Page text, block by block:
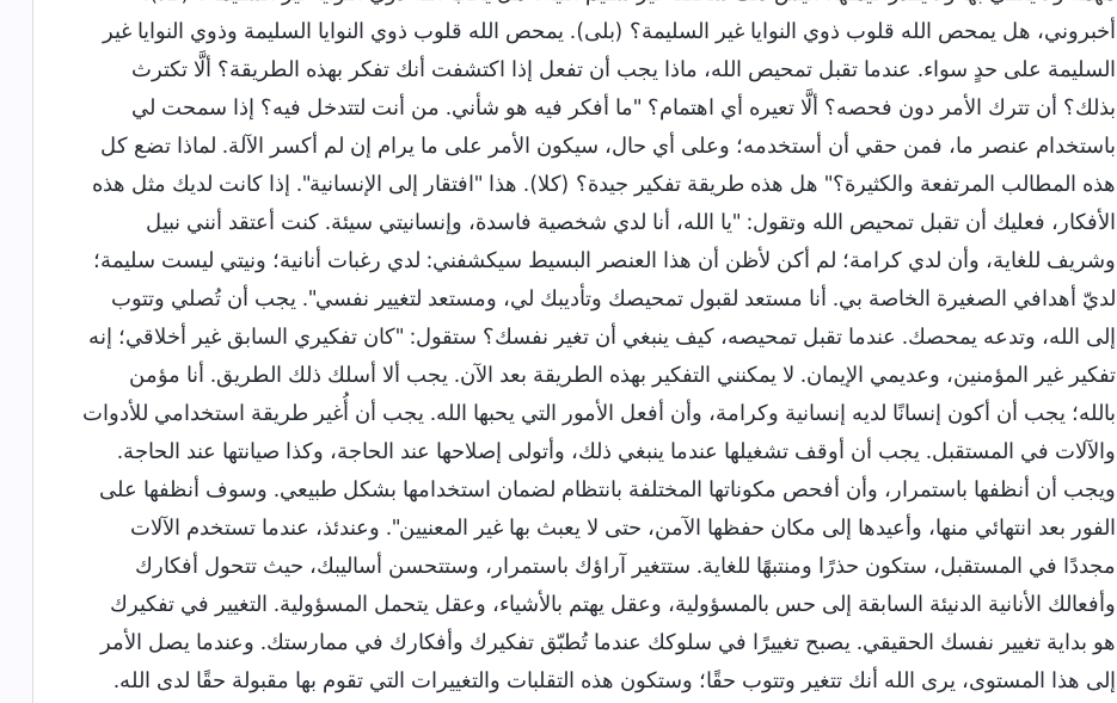
أخبروني، هل يمحص الله قلوب ذوي النوايا غير السليمة؟ (بلى). يمحص الله قلوب ذوي النوايا السليمة وذوي النوايا غير
السليمة على حدٍ سواء. عندما تقبل تمحيص الله، ماذا يجب أن تفعل إذا اكتشفت أنك تفكر بهذه الطريقة؟ ألَّا تكترث
بذلك؟ أن تترك الأمر دون فحصه؟ ألَّا تعيره أي اهتمام؟ "ما أفكر فيه هو شأني. من أنت لتتدخل فيه؟ إذا سمحت لي
باستخدام عنصر ما، فمن حقي أن أستخدمه؛ وعلى أي حال، سيكون الأمر على ما يرام إن لم أكسر الآلة. لماذا تضع كل
هذه المطالب المرتفعة والكثيرة؟" هل هذه طريقة تفكير جيدة؟ (كلا). هذا "افتقار إلى الإنسانية". إذا كانت لديك مثل هذه
الأفكار، فعليك أن تقبل تمحيص الله وتقول: "يا الله، أنا لدي شخصية فاسدة، وإنسانيتي سيئة. كنت أعتقد أنني نبيل
وشريف للغاية، وأن لدي كرامة؛ لم أكن لأظن أن هذا العنصر البسيط سيكشفني: لدي رغبات أنانية؛ ونيتي ليست سليمة؛
لديّ أهدافي الصغيرة الخاصة بي. أنا مستعد لقبول تمحيصك وتأديبك لي، ومستعد لتغيير نفسي". يجب أن تُصلي وتتوب
إلى الله، وتدعه يمحصك. عندما تقبل تمحيصه، كيف ينبغي أن تغير نفسك؟ ستقول: "كان تفكيري السابق غير أخلاقي؛ إنه
تفكير غير المؤمنين، وعديمي الإيمان. لا يمكنني التفكير بهذه الطريقة بعد الآن. يجب ألا أسلك ذلك الطريق. أنا مؤمن
بالله؛ يجب أن أكون إنسانًا لديه إنسانية وكرامة، وأن أفعل الأمور التي يحبها الله. يجب أن أُغير طريقة استخدامي للأدوات
والآلات في المستقبل. يجب أن أوقف تشغيلها عندما ينبغي ذلك، وأتولى إصلاحها عند الحاجة، وكذا صيانتها عند الحاجة.
ويجب أن أنظفها باستمرار، وأن أفحص مكوناتها المختلفة بانتظام لضمان استخدامها بشكل طبيعي. وسوف أنظفها على
الفور بعد انتهائي منها، وأعيدها إلى مكان حفظها الآمن، حتى لا يعبث بها غير المعنيين". وعندئذ، عندما تستخدم الآلات
مجددًا في المستقبل، ستكون حذرًا ومنتبهًا للغاية. ستتغير آراؤك باستمرار، وستتحسن أساليبك، حيث تتحول أفكارك
وأفعالك الأنانية الدنيئة السابقة إلى حس بالمسؤولية، وعقل يهتم بالأشياء، وعقل يتحمل المسؤولية. التغيير في تفكيرك
هو بداية تغيير نفسك الحقيقي. يصبح تغييرًا في سلوكك عندما تُطبّق تفكيرك وأفكارك في ممارستك. وعندما يصل الأمر
إلى هذا المستوى، يرى الله أنك تتغير وتتوب حقًا؛ وستكون هذه التقلبات والتغييرات التي تقوم بها مقبولة حقًا لدى الله.